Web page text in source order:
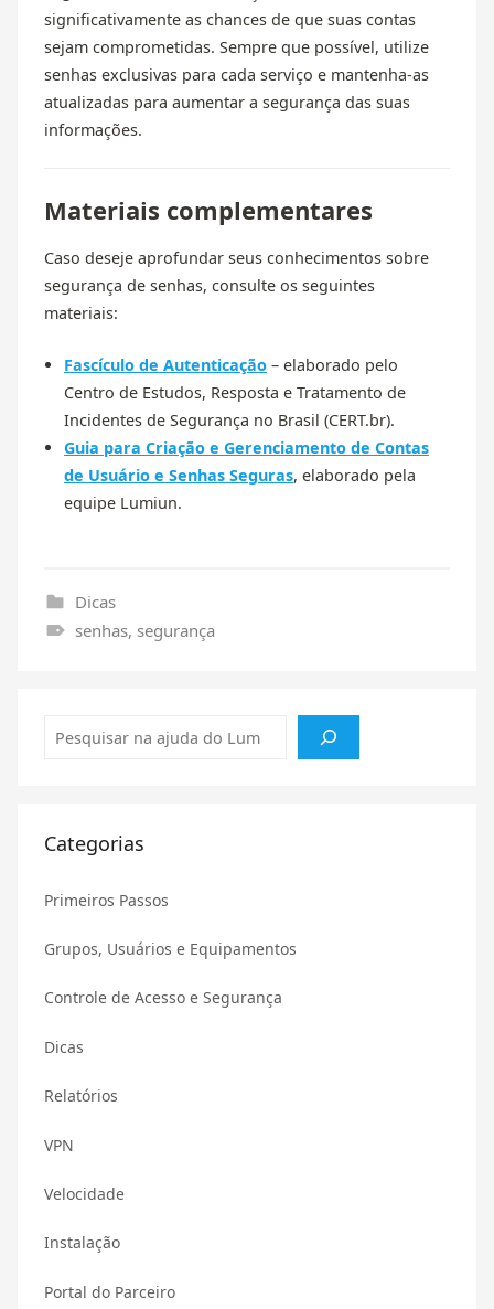
significativamente as chances de que suas contas
sejam comprometidas. Sempre que possível, utilize
senhas exclusivas para cada serviço e mantenha-as
atualizadas para aumentar a segurança das suas
informações.
Materiais complementares
Caso deseje aprofundar seus conhecimentos sobre
segurança de senhas, consulte os seguintes
materiais:
Fascículo de Autenticação – elaborado pelo
Centro de Estudos, Resposta e Tratamento de
Incidentes de Segurança no Brasil (CERT.br).
Guia para Criação e Gerenciamento de Contas
de Usuário e Senhas Seguras, elaborado pela
equipe Lumiun.
Dicas
senhas, segurança
Pesquisar
Categorias
Primeiros Passos
Grupos, Usuários e Equipamentos
Controle de Acesso e Segurança
Dicas
Relatórios
VPN
Velocidade
Instalação
Portal do Parceiro